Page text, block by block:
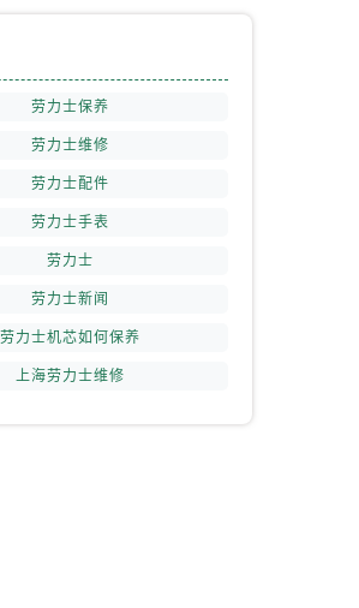
劳力士保养
劳力士维修
劳力士配件
劳力士手表
劳力士
劳力士新闻
劳力士机芯如何保养
上海劳力士维修